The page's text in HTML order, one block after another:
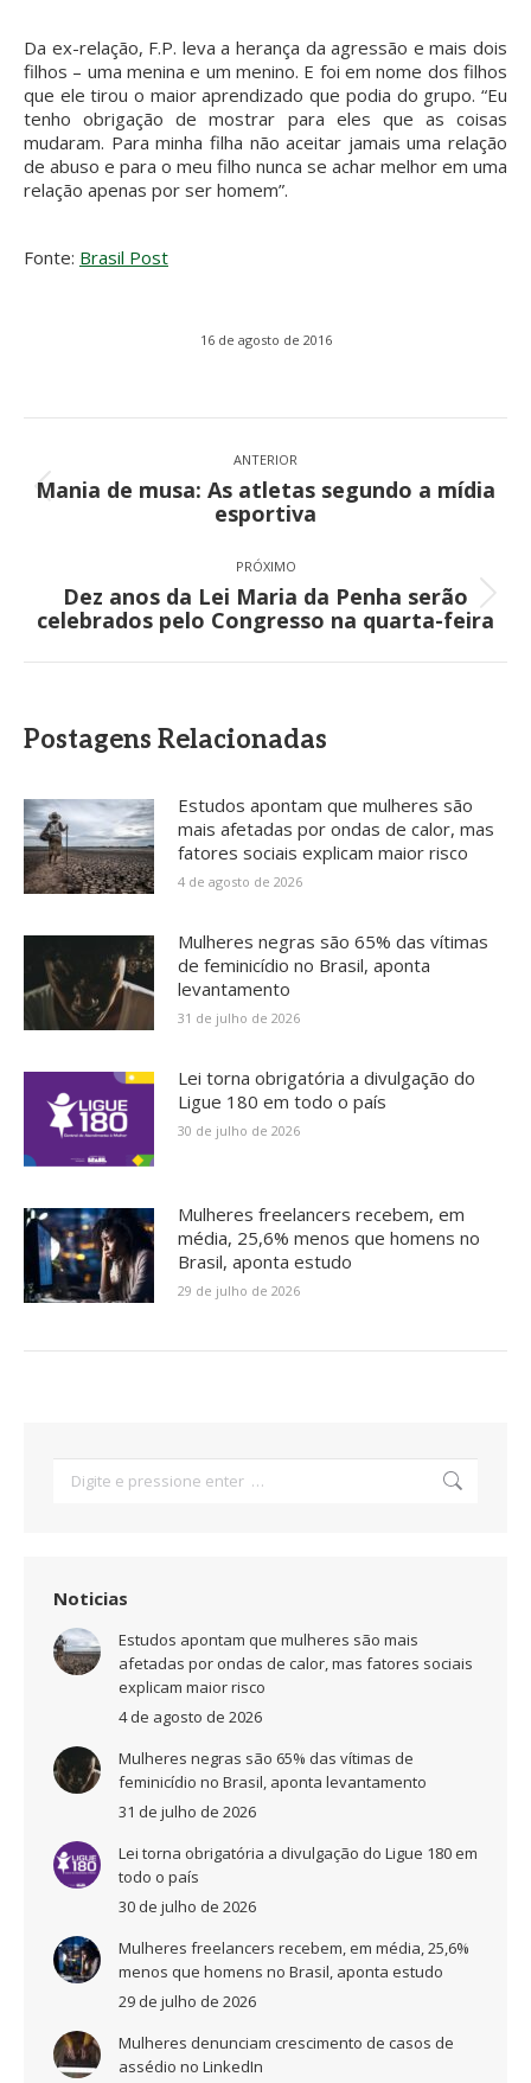
Da ex-relação, F.P. leva a herança da agressão e mais dois
filhos – uma menina e um menino. E foi em nome dos filhos
que ele tirou o maior aprendizado que podia do grupo. “Eu
tenho obrigação de mostrar para eles que as coisas
mudaram. Para minha filha não aceitar jamais uma relação
de abuso e para o meu filho nunca se achar melhor em uma
relação apenas por ser homem”.
Fonte: Brasil Post
16 de agosto de 2016
de
post:
ANTERIOR
Post
anterior:
Mania de musa: As atletas segundo a mídia
esportiva
PRÓXIMO
Próximo
post:
Dez anos da Lei Maria da Penha serão
celebrados pelo Congresso na quarta-feira
Postagens Relacionadas
Estudos apontam que mulheres são
mais afetadas por ondas de calor, mas
fatores sociais explicam maior risco
4 de agosto de 2026
Mulheres negras são 65% das vítimas
de feminicídio no Brasil, aponta
levantamento
31 de julho de 2026
Lei torna obrigatória a divulgação do
Ligue 180 em todo o país
30 de julho de 2026
Mulheres freelancers recebem, em
média, 25,6% menos que homens no
Brasil, aponta estudo
29 de julho de 2026
Noticias
Estudos apontam que mulheres são mais
afetadas por ondas de calor, mas fatores sociais
explicam maior risco
4 de agosto de 2026
Mulheres negras são 65% das vítimas de
feminicídio no Brasil, aponta levantamento
31 de julho de 2026
Lei torna obrigatória a divulgação do Ligue 180 em
todo o país
30 de julho de 2026
Mulheres freelancers recebem, em média, 25,6%
menos que homens no Brasil, aponta estudo
29 de julho de 2026
Mulheres denunciam crescimento de casos de
assédio no LinkedIn